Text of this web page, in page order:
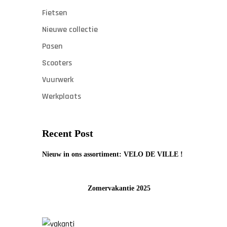
Fietsen
Nieuwe collectie
Pasen
Scooters
Vuurwerk
Werkplaats
Recent Post
Nieuw in ons assortiment: VELO DE VILLE !
Zomervakantie 2025